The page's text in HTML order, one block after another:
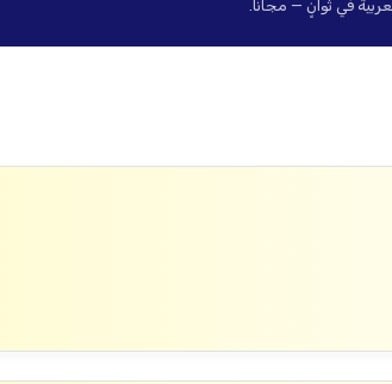
في ثوانٍ — مجاناً.